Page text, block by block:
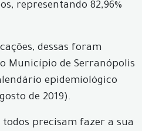
representando 82,96%
dessas foram
Município de Serranópolis
epidemiológico
de 2019).
todos precisam fazer a sua